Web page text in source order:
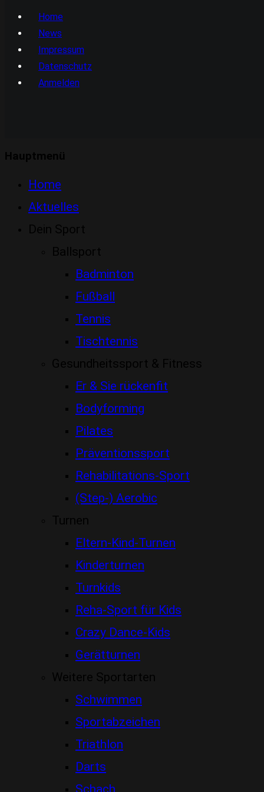
Home
News
Impressum
Datenschutz
Anmelden
Home
Aktuelles
Badminton
Fußball
Tennis
Tischtennis
Er & Sie rückenfit
Bodyforming
Pilates
Präventionssport
Rehabilitations-Sport
(Step-) Aerobic
Eltern-Kind-Turnen
Kinderturnen
Turnkids
Reha-Sport für Kids
Crazy Dance-Kids
Gerätturnen
Schwimmen
Sportabzeichen
Triathlon
Darts
Schach